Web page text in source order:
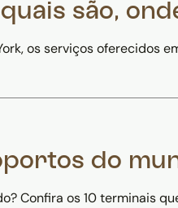
são,
os serviços oferecidos
do
Confira os 10 terminais